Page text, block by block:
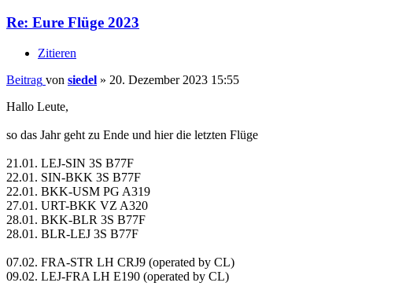
Re: Eure Flüge 2023
Zitieren
Beitrag von siedel » 20. Dezember 2023 15:55
Hallo Leute,
so das Jahr geht zu Ende und hier die letzten Flüge
21.01. LEJ-SIN 3S B77F
22.01. SIN-BKK 3S B77F
22.01. BKK-USM PG A319
27.01. URT-BKK VZ A320
28.01. BKK-BLR 3S B77F
28.01. BLR-LEJ 3S B77F
07.02. FRA-STR LH CRJ9 (operated by CL)
09.02. LEJ-FRA LH E190 (operated by CL)